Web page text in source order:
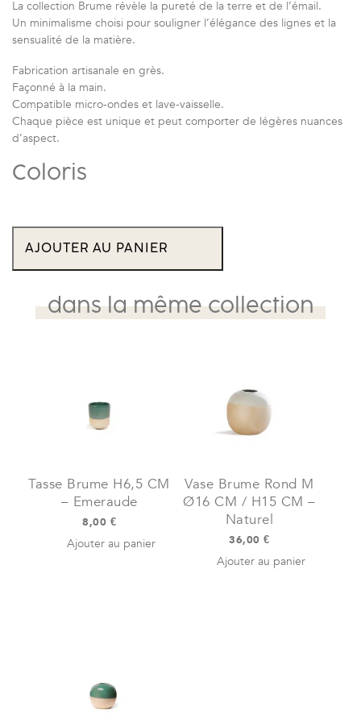
La collection Brume révèle la pureté de la terre et de l’émail.
Un minimalisme choisi pour souligner l’élégance des lignes et la
sensualité de la matière.
Fabrication artisanale en grès.
Façonné à la main.
Compatible micro-ondes et lave-vaisselle.
Chaque pièce est unique et peut comporter de légères nuances
d’aspect.
Coloris
Pichet
Brume
AJOUTER AU PANIER
dans la même collection
Tasse Brume H6,5 CM
– Emeraude
8,00 €
Ajouter au panier
Vase Brume Rond M
Ø16 CM / H15 CM –
Naturel
36,00€
Ajouter au panier